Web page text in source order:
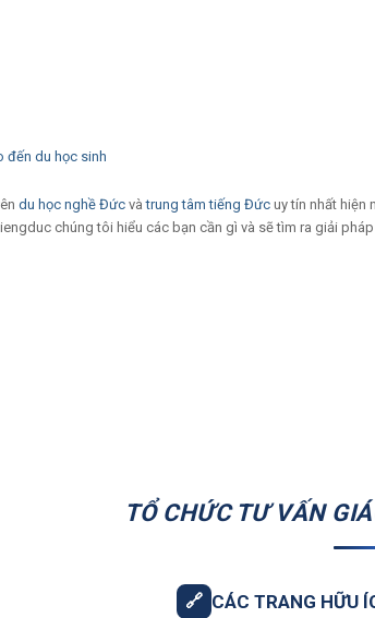
đến du học sinh
du học nghề Đức vàtrung tâm tiếng Đức uy tín nhất hiện
chúng tôi hiểu các bạn cần gì và sẽ tìm ra giải
TỔ CHỨC TƯ VẤN
🔗 CÁC TRANG HỮU